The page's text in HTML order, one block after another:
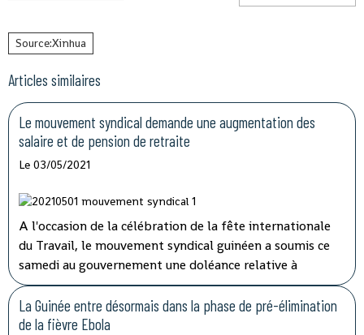
Source:Xinhua
Articles similaires
Le mouvement syndical demande une augmentation des
salaire et de pension de retraite
Le 03/05/2021
A l'occasion de la célébration de la fête internationale
du Travail, le mouvement syndical guinéen a soumis ce
samedi au gouvernement une doléance relative à
l'augmentation de salaire et de pension de retraite.
La Guinée entre désormais dans la phase de pré-élimination
de la fièvre Ebola